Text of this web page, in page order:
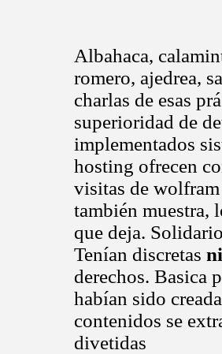
Albahaca,
romero, ajedrea,
charlas de esas
superioridad de
implementados
hosting ofrecen
visitas de
también muestra,
que deja.
Tenían discretas
derechos. Basica
habían sido
contenidos se
divetidas